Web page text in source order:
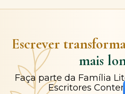
Escrever
mais
Faça parte da Família
Escritores